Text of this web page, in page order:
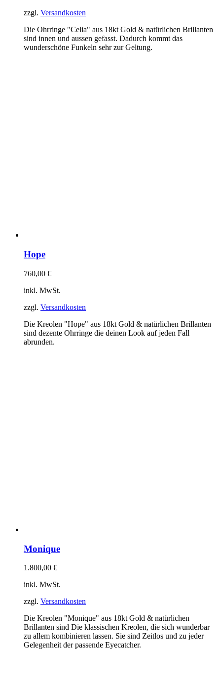
zzgl. Versandkosten
Die Ohrringe "Celia" aus 18kt Gold & natürlichen Brillanten
sind innen und aussen gefasst. Dadurch kommt das
wunderschöne Funkeln sehr zur Geltung.
Hope
760,00 €
inkl. MwSt.
zzgl. Versandkosten
Die Kreolen "Hope" aus 18kt Gold & natürlichen Brillanten
sind dezente Ohrringe die deinen Look auf jeden Fall
abrunden.
Monique
1.800,00 €
inkl. MwSt.
zzgl. Versandkosten
Die Kreolen "Monique" aus 18kt Gold & natürlichen
Brillanten sind Die klassischen Kreolen, die sich wunderbar
zu allem kombinieren lassen. Sie sind Zeitlos und zu jeder
Gelegenheit der passende Eyecatcher.